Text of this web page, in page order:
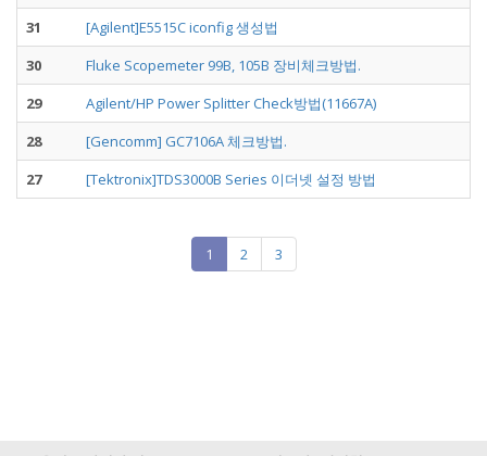
31
[Agilent]E5515C iconfig 생성법
30
Fluke Scopemeter 99B, 105B 장비체크방법.
29
Agilent/HP Power Splitter Check방법(11667A)
28
[Gencomm] GC7106A 체크방법.
27
[Tektronix]TDS3000B Series 이더넷 설정 방법
1 2 3